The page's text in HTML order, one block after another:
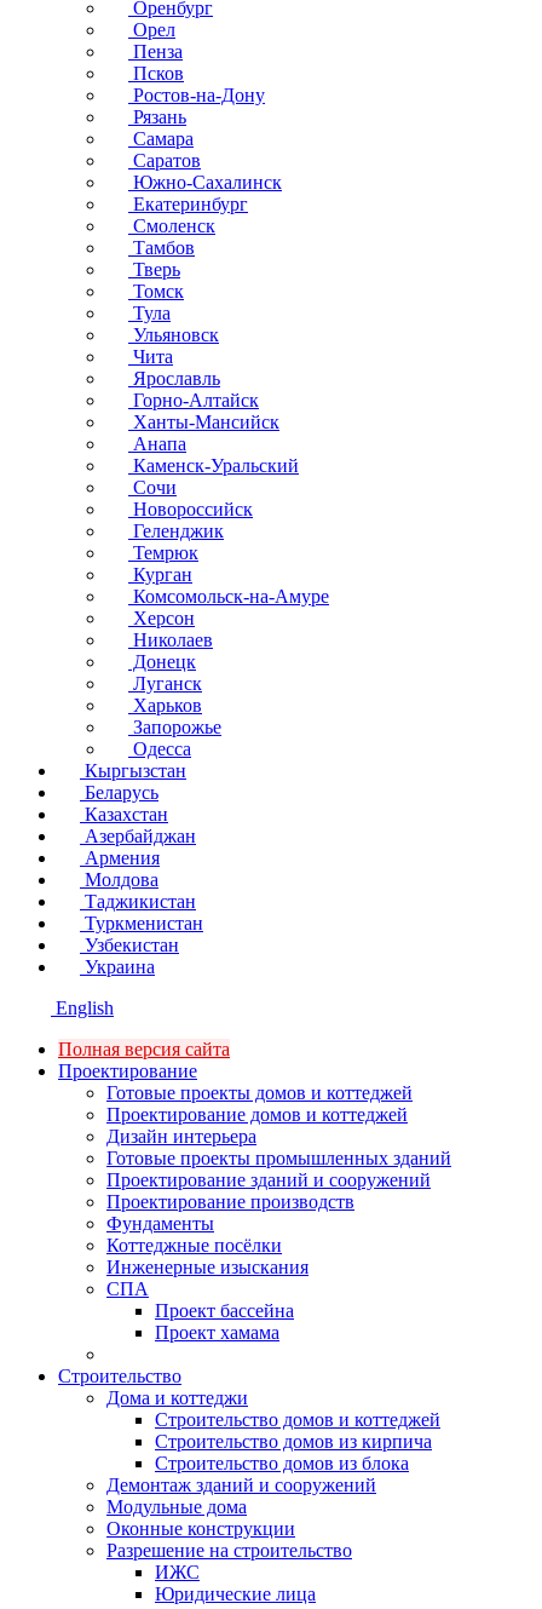
Оренбург
Орел
Пенза
Псков
Ростов-на-Дону
Рязань
Самара
Саратов
Южно-Сахалинск
Екатеринбург
Смоленск
Тамбов
Тверь
Томск
Тула
Ульяновск
Чита
Ярославль
Горно-Алтайск
Ханты-Мансийск
Анапа
Каменск-Уральский
Сочи
Новороссийск
Геленджик
Темрюк
Курган
Комсомольск-на-Амуре
Херсон
Николаев
Донецк
Луганск
Харьков
Запорожье
Одесса
Кыргызстан
Беларусь
Казахстан
Азербайджан
Армения
Молдова
Таджикистан
Туркменистан
Узбекистан
Украина
English
Полная версия сайта
Проектирование
Готовые проекты домов и коттеджей
Проектирование домов и коттеджей
Дизайн интерьера
Готовые проекты промышленных зданий
Проектирование зданий и сооружений
Проектирование производств
Фундаменты
Коттеджные посёлки
Инженерные изыскания
СПА
Проект бассейна
Проект хамама
Строительство
Дома и коттеджи
Строительство домов и коттеджей
Строительство домов из кирпича
Строительство домов из блока
Демонтаж зданий и сооружений
Модульные дома
Оконные конструкции
Разрешение на строительство
ИЖС
Юридические лица